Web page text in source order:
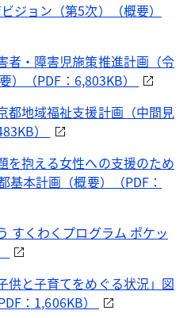
ョン（第5次）（概要）
・障害児施策推進計画（令
）（PDF：6,803KB）
地域福祉支援計画（中間見
）
抱える女性への支援のため
基本計画（概要）（PDF：
くわくプログラム ポケッ
と子育てをめぐる状況」図
：1,606KB）